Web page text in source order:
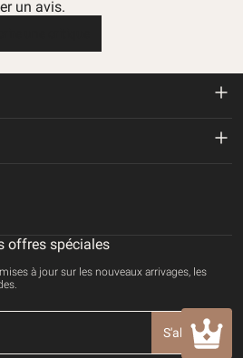
un avis.
offres spéciales
à jour sur les nouveaux arrivages, les
S'abonner